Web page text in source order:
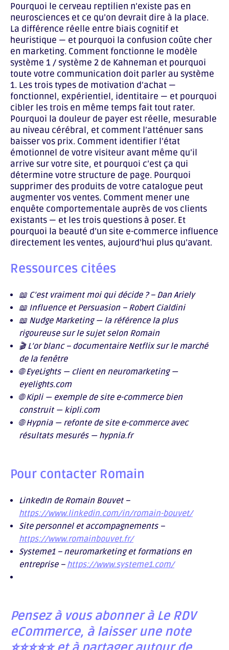
Pourquoi le cerveau reptilien n’existe pas en
neurosciences et ce qu’on devrait dire à la place.
La différence réelle entre biais cognitif et
heuristique — et pourquoi la confusion coûte cher
en marketing. Comment fonctionne le modèle
système 1 / système 2 de Kahneman et pourquoi
toute votre communication doit parler au système
1. Les trois types de motivation d’achat —
fonctionnel, expérientiel, identitaire — et pourquoi
cibler les trois en même temps fait tout rater.
Pourquoi la douleur de payer est réelle, mesurable
au niveau cérébral, et comment l’atténuer sans
baisser vos prix. Comment identifier l’état
émotionnel de votre visiteur avant même qu’il
arrive sur votre site, et pourquoi c’est ça qui
détermine votre structure de page. Pourquoi
supprimer des produits de votre catalogue peut
augmenter vos ventes. Comment mener une
enquête comportementale auprès de vos clients
existants — et les trois questions à poser. Et
pourquoi la beauté d’un site e-commerce influence
directement les ventes, aujourd’hui plus qu’avant.
Ressources citées
📖 C’est vraiment moi qui décide ?– Dan Ariely
📖 Influence et Persuasion – Robert Cialdini
📖 Nudge Marketing— la référence la plus
rigoureuse sur le sujet selon Romain
🎬L’or blanc– documentaire Netflix sur le marché
de la fenêtre
🌐 EyeLights — client en neuromarketing —
eyelights.com
🌐 Kipli — exemple de site e-commerce bien
construit — kipli.com
🌐 Hypnia — refonte de site e-commerce avec
résultats mesurés — hypnia.fr
Pour contacter Romain
LinkedIn de Romain Bouvet –
https://www.linkedin.com/in/romain-bouvet/
Site personnel et accompagnements –
https://www.romainbouvet.fr/
Systeme1 – neuromarketing et formations en
entreprise – https://www.systeme1.com/
Pensez à vous abonner à Le RDV
eCommerce, à laisser une note